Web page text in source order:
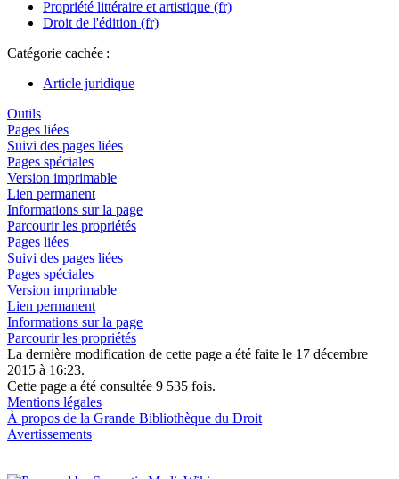
Propriété littéraire et artistique (fr)
Droit de l'édition (fr)
Catégorie cachée :
Article juridique
Outils
Pages liées
Suivi des pages liées
Pages spéciales
Version imprimable
Lien permanent
Informations sur la page
Parcourir les propriétés
Pages liées
Suivi des pages liées
Pages spéciales
Version imprimable
Lien permanent
Informations sur la page
Parcourir les propriétés
La dernière modification de cette page a été faite le 17 décembre
2015 à 16:23.
Cette page a été consultée 9 535 fois.
Mentions légales
À propos de la Grande Bibliothèque du Droit
Avertissements